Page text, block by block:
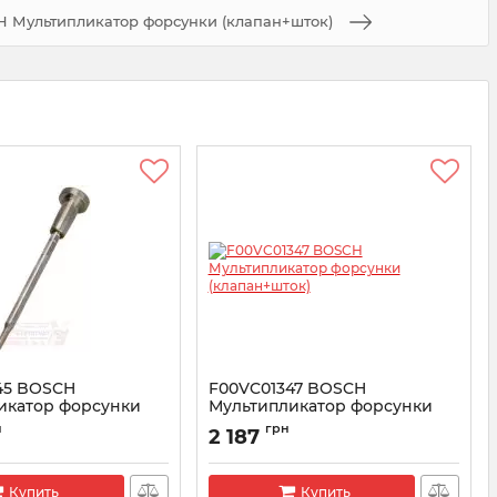
Мультипликатор форсунки (клапан+шток)
BOSCH
форсунки
Купить
F00VC01347 BOSCH
Мультипликатор форсунки
(клапан+шток)
Артикул:
2 187 грн
Купить